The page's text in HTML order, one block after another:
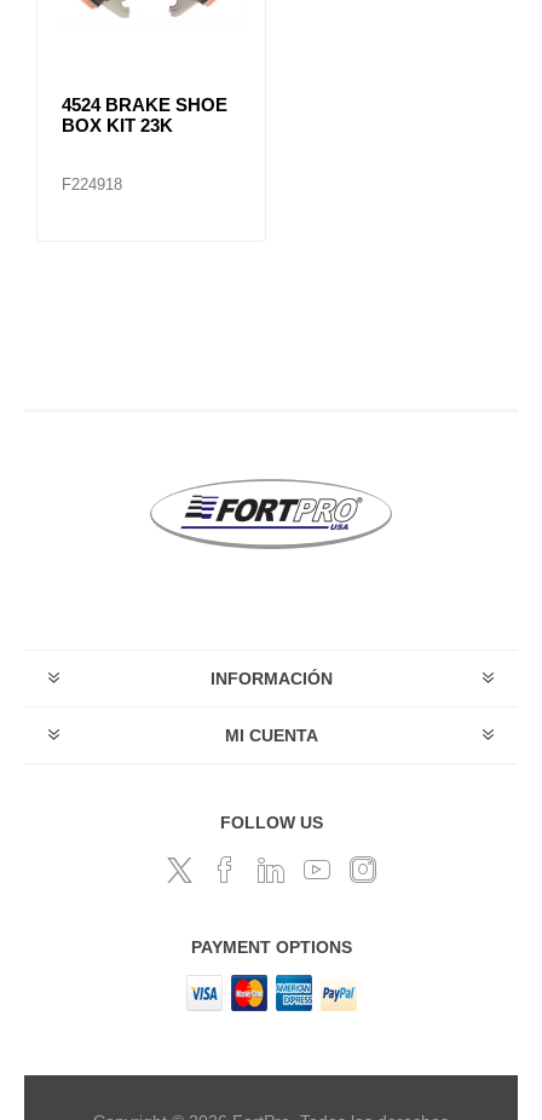
4524 BRAKE SHOE
BOX KIT 23K
F224918
INFORMACIÓN
MI CUENTA
FOLLOW US
PAYMENT OPTIONS